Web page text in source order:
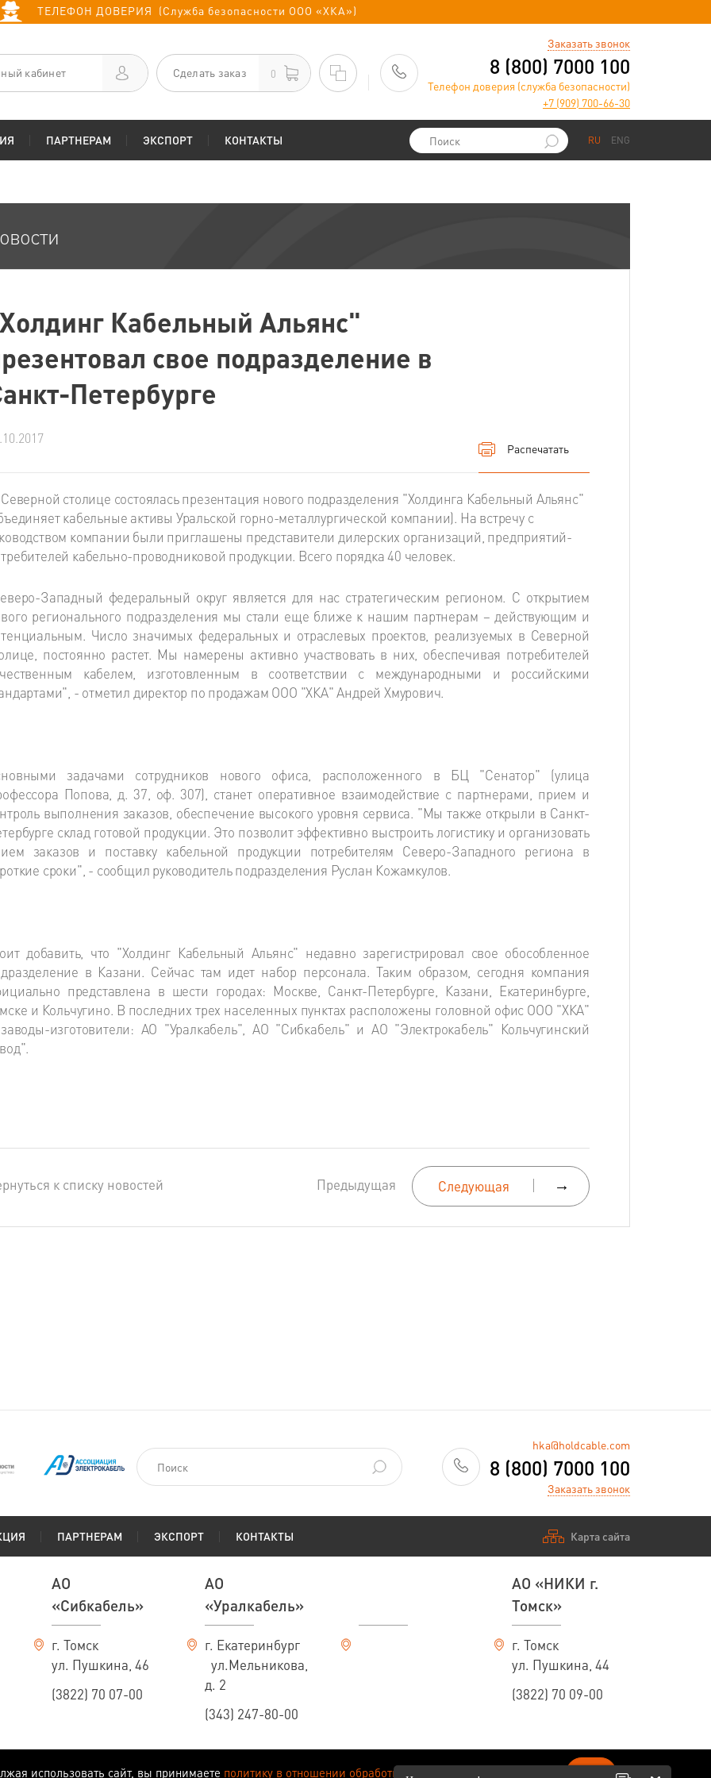
ТЕЛЕФОН ДОВЕРИЯ (Служба безопасности ООО «ХКА»)
кабинет Сделать заказ 0
Заказать звонок
8 (800) 7000 100
Телефон доверия (служба безопасности)
+7 (909) 700-66-30
ПАРТНЕРАМ ЭКСПОРТ КОНТАКТЫ RU ENG
Кабельный Альянс"
свое подразделение в
Петербурге
Распечатать
столице состоялась презентация нового подразделения "Холдинга Кабельный Альянс"
кабельные активы Уральской горно-металлургической компании). На встречу с
компании были приглашены представители дилерских организаций, предприятий-
кабельно-проводниковой продукции. Всего порядка 40 человек.
Западный федеральный округ является для нас стратегическим регионом. С открытием
регионального подразделения мы стали еще ближе к нашим партнерам – действующим и
Число значимых федеральных и отраслевых проектов, реализуемых в Северной
постоянно растет. Мы намерены активно участвовать в них, обеспечивая потребителей
кабелем, изготовленным в соответствии с международными и российскими
- отметил директор по продажам ООО "ХКА" Андрей Хмурович.
задачами сотрудников нового офиса, расположенного в БЦ "Сенатор" (улица
Попова, д. 37, оф. 307), станет оперативное взаимодействие с партнерами, прием и
выполнения заказов, обеспечение высокого уровня сервиса. "Мы также открыли в Санкт-
склад готовой продукции. Это позволит эффективно выстроить логистику и организовать
заказов и поставку кабельной продукции потребителям Северо-Западного региона в
сроки", - сообщил руководитель подразделения Руслан Кожамкулов.
добавить, что "Холдинг Кабельный Альянс" недавно зарегистрировал свое обособленное
в Казани. Сейчас там идет набор персонала. Таким образом, сегодня компания
представлена в шести городах: Москве, Санкт-Петербурге, Казани, Екатеринбурге,
и Кольчугино. В последних трех населенных пунктах расположены головной офис ООО "ХКА"
изготовители: АО "Уралкабель", АО "Сибкабель" и АО "Электрокабель" Кольчугинский
Следующая →
Предыдущая
к списку новостей
hka@holdcable.com
8 (800) 7000 100
Заказать звонок
ПАРТНЕРАМ ЭКСПОРТ КОНТАКТЫ Карта сайта
АО
«Сибкабель»
г. Томск
ул. Пушкина, 46
(3822) 70 07-00
АО
«Уралкабель»
г. Екатеринбург
ул.Мельникова,
д. 2
(343) 247-80-00
АО «НИКИ г.
Томск»
г. Томск
ул. Пушкина, 44
(3822) 70 09-00
положениями ст. 437 ГК РФ.
использовать сайт, вы принимаете политику в отношении обработки персональных данных